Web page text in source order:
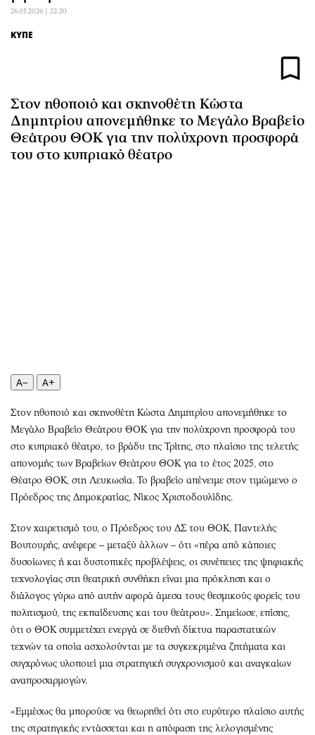
Αθλητισμός
Κύπρος
Κληρώσεις Allwyn
Οικονομική
Οικονομία
Real Estate
Παράξενα
Θέατρο-Χορός
Μουσική
Εικαστικά
Βιβλίο
Χειρόγραφα
Αφιερώματα
Πολιτική
Wine routes
Podcasts
Uncut
Προσφορές
Προσωπικότητες στην ''Κ''
Επιστολές
26.05.2026 | 22:20
ΚΥΠΕ
Στον ηθοποιό και σκηνοθέτη Κώστα
Δημητρίου απονεμήθηκε το Μεγάλο Βραβείο
Θεάτρου ΘΟΚ για την πολύχρονη προσφορά
του στο κυπριακό θέατρο
A− A+
Στον ηθοποιό και σκηνοθέτη Κώστα Δημητρίου απονεμήθηκε το
Μεγάλο Βραβείο Θεάτρου ΘΟΚ για την πολύχρονη προσφορά του
στο κυπριακό θέατρο, το βράδυ της Τρίτης, στο πλαίσιο της τελετής
απονομής των Βραβείων Θεάτρου ΘΟΚ για το έτος 2025, στο
Θέατρο ΘΟΚ, στη Λευκωσία. Το βραβείο απένειμε στον τιμώμενο ο
Πρόεδρος της Δημοκρατίας, Νίκος Χριστοδουλίδης.
Στον χαιρετισμό του, ο Πρόεδρος του ΔΣ του ΘΟΚ, Παντελής
Βουτουρής, ανέφερε – μεταξύ άλλων – ότι «πέρα από κάποιες
δυσοίωνες ή και δυστοπικές προβλέψεις, οι συνέπειες της ψηφιακής
τεχνολογίας στη θεατρική συνθήκη είναι μια πρόκληση και ο
διάλογος γύρω από αυτήν αφορά άμεσα τους θεσμικούς φορείς του
πολιτισμού, της εκπαίδευσης και του θεάτρου». Σημείωσε, επίσης,
ότι ο ΘΟΚ συμμετέχει ενεργά σε διεθνή δίκτυα παραστατικών
τεχνών τα οποία ασχολούνται με τα συγκεκριμένα ζητήματα και
συγχρόνως υλοποιεί μια στρατηγική συγχρονισμού και αναγκαίων
αναπροσαρμογών.
«Εμμέσως θα μπορούσε να θεωρηθεί ότι στο ευρύτερο πλαίσιο αυτής
της στρατηγικής εντάσσεται και η απόφαση της λελογισμένης